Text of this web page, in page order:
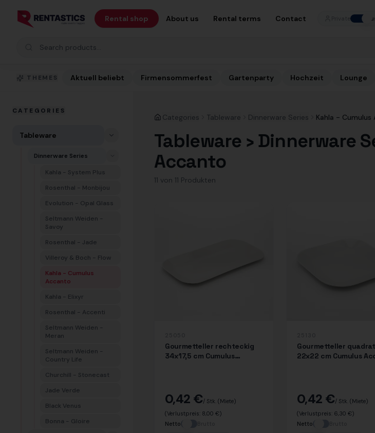
Rental shop About us Rental terms Contact
Search products
THEMES Aktuell beliebt Firmensommerfest Gartenparty Hochzeit Lounge
CATEGORIES
Tableware
Dinnerware Series
Kahla - System Plus
Rosenthal - Monbijou
Evolution - Opal Glass
Seltmann Weiden -
Savoy
Rosenthal - Jade
Villeroy & Boch - Flow
Kahla - Cumulus
Accanto
Kahla - Elixyr
Rosenthal - Accenti
Seltmann Weiden -
Meran
Seltmann Weiden -
Country Life
Churchill - Stonecast
Jade Verde
Black Venus
Bonna - Gloire
Categories Tableware Dinnerware Series Kahla - Cumulus
Tableware › Dinnerware
Accanto
11 von 11 Produkten
Gourmetteller rechteckig
34x17,5 cm Cumulus
0,42 €/ Stk.(Miete)
(Verlustpreis: 8,00 €)
Netto
Gourmetteller
22x22 cm Cumulus
0,42 €/ Stk.(Miete)
(Verlustpreis: 6,30 €)
Netto